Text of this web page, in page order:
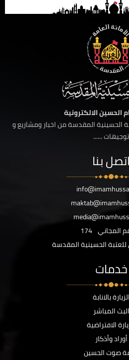
الحسين الالكترونية
الحسينية المقدسة من اخبار ومشاريع و
توجيهات ......
اتصل بنا
المجاني 174
الحسينية المقدسة
خدمات
الزيارة بالانابة
البث المباشر
الافتراضية
أوراد وأذكار
صوت الحسين